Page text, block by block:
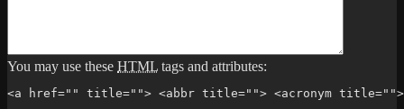
You may use these HTML tags and attributes:
<a href="" title=""> <abbr title=""> <acronym title="">